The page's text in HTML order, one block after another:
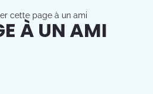
cette page à un ami
À UN AMI